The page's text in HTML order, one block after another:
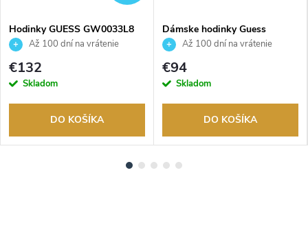
Hodinky GUESS GW0033L8
Až 100 dní na vrátenie
tovaru. Autorizovaný predajca.
€132
Skladom
DO KOŠÍKA
Dámske hodinky Guess
GW0942L2
Až 100 dní na vrátenie
tovaru. Autorizovaný predajca.
€94
Skladom
DO KOŠÍKA